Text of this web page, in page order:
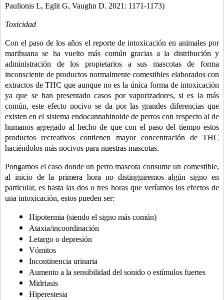
Paulionis L, Eglit G, Vaughn D. 2021: 1171-1173)
Toxicidad
Con el paso de los años el reporte de intoxicación en animales por
marihuana se ha vuelto más común gracias a la distribución y
administración de los propietarios a sus mascotas de forma
inconsciente de productos normalmente comestibles elaborados con
extractos de THC que aunque no es la única forma de intoxicación
ya que se han presentado casos por vaporizadores, si es la más
común, este efecto nocivo se da por las grandes diferencias que
existen en el sistema endocannabinoide de perros con respecto al de
humanos agregado al hecho de que con el paso del tiempo estos
productos recreativos contienen mayor concentración de THC
haciéndolos más nocivos para nuestras mascotas.
Pongamos el caso donde un perro mascota consume un comestible,
al inicio de la primera hora no distinguiremos algún signo en
particular, es hasta las dos o tres horas que veríamos los efectos de
una intoxicación, estos pueden ser:
Hipotermia (siendo el signo más común)
Ataxia/incoordinación
Letargo o depresión
Vómitos
Incontinencia urinaria
Aumento a la sensibilidad del sonido o estímulos fuertes
Midriasis
Hiperestesia